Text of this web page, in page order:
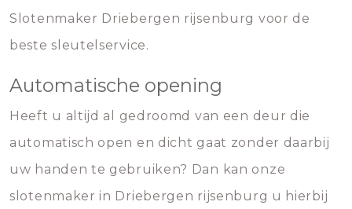
Slotenmaker Driebergen rijsenburg voor de
beste sleutelservice.
Automatische opening
Heeft u altijd al gedroomd van een deur die
automatisch open en dicht gaat zonder daarbij
uw handen te gebruiken? Dan kan onze
slotenmaker in Driebergen rijsenburg u hierbij